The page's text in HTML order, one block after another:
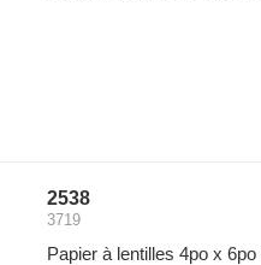
2538
3719
Papier à lentilles 4po x 6po